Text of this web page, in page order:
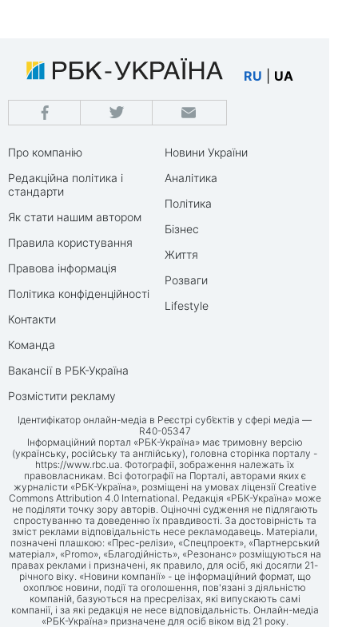
RU UA
Про компанію
Редакційна політика і
стандарти
Як стати нашим автором
Правила користування
Правова інформація
Політика конфіденційності
Контакти
Команда
Вакансії в РБК-Україна
Розмістити рекламу
Новини України
Аналітика
Політика
Бізнес
Життя
Розваги
Lifestyle
Ідентифікатор онлайн-медіа в Реєстрі суб’єктів у сфері медіа —
R40-05347
Інформаційний портал «РБК-Україна» має тримовну версію
(українську, російську та англійську), головна сторінка порталу -
https://www.rbc.ua. Фотографії, зображення належать їх
правовласникам. Всі фотографії на Порталі, авторами яких є
журналісти «РБК-Україна», розміщені на умовах ліцензії Creative
Commons Attribution 4.0 International. Редакція «РБК-Україна» може
не поділяти точку зору авторів. Оціночні судження не підлягають
спростуванню та доведенню їх правдивості. За достовірність та
зміст реклами відповідальність несе рекламодавець. Матеріали,
позначені плашкою: «Прес-релізи», «Спецпроект», «Партнерський
матеріал», «Promo», «Благодійність», «Резонанс» розміщуються на
правах реклами і призначені, як правило, для осіб, які досягли 21-
річного віку. «Новини компанії» - це інформаційний формат, що
охоплює новини, події та оголошення, пов'язані з діяльністю
компаній, базуються на пресрелізах, які випускають самі
компанії, і за які редакція не несе відповідальність. Онлайн-медіа
«РБК-Україна» призначене для осіб віком від 21 року.